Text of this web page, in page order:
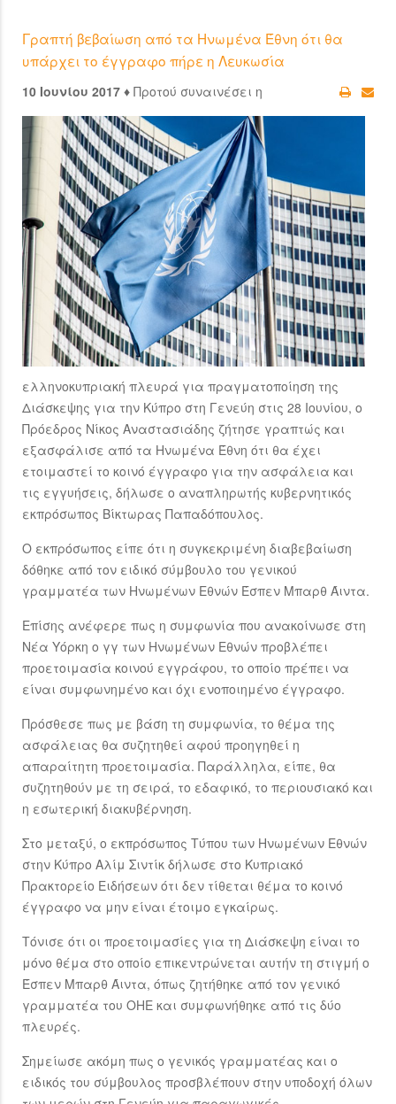
Γραπτή βεβαίωση από τα Ηνωμένα Έθνη ότι θα
υπάρχει το έγγραφο πήρε η Λευκωσία
10 Ιουνίου 2017 ♦ Προτού συναινέσει η
ελληνοκυπριακή πλευρά για πραγματοποίηση της
Διάσκεψης για την Κύπρο στη Γενεύη στις 28 Ιουνίου, ο
Πρόεδρος Νίκος Αναστασιάδης ζήτησε γραπτώς και
εξασφάλισε από τα Ηνωμένα Έθνη ότι θα έχει
ετοιμαστεί το κοινό έγγραφο για την ασφάλεια και
τις εγγυήσεις, δήλωσε ο αναπληρωτής κυβερνητικός
εκπρόσωπος Βίκτωρας Παπαδόπουλος.
Ο εκπρόσωπος είπε ότι η συγκεκριμένη διαβεβαίωση
δόθηκε από τον ειδικό σύμβουλο του γενικού
γραμματέα των Ηνωμένων Εθνών Έσπεν Μπαρθ Άιντα.
Επίσης ανέφερε πως η συμφωνία που ανακοίνωσε στη
Νέα Υόρκη ο γγ των Ηνωμένων Εθνών προβλέπει
προετοιμασία κοινού εγγράφου, το οποίο πρέπει να
είναι συμφωνημένο και όχι ενοποιημένο έγγραφο.
Πρόσθεσε πως με βάση τη συμφωνία, το θέμα της
ασφάλειας θα συζητηθεί αφού προηγηθεί η
απαραίτητη προετοιμασία. Παράλληλα, είπε, θα
συζητηθούν με τη σειρά, το εδαφικό, το περιουσιακό και
η εσωτερική διακυβέρνηση.
Στο μεταξύ, ο εκπρόσωπος Τύπου των Ηνωμένων Εθνών
στην Κύπρο Αλίμ Σιντίκ δήλωσε στο Κυπριακό
Πρακτορείο Ειδήσεων ότι δεν τίθεται θέμα το κοινό
έγγραφο να μην είναι έτοιμο εγκαίρως.
Τόνισε ότι οι προετοιμασίες για τη Διάσκεψη είναι το
μόνο θέμα στο οποίο επικεντρώνεται αυτήν τη στιγμή ο
Έσπεν Μπαρθ Άιντα, όπως ζητήθηκε από τον γενικό
γραμματέα του ΟΗΕ και συμφωνήθηκε από τις δύο
πλευρές.
Σημείωσε ακόμη πως ο γενικός γραμματέας και ο
ειδικός του σύμβουλος προσβλέπουν στην υποδοχή όλων